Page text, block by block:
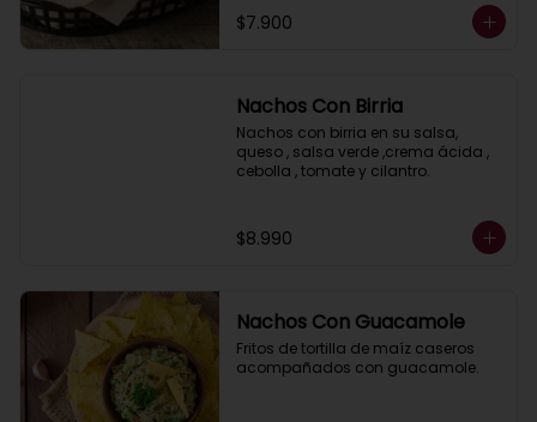
$7.900
Nachos Con Birria
Nachos con birria en su salsa,
queso , salsa verde ,crema ácida ,
cebolla , tomate y cilantro.
$8.990
Nachos Con Guacamole
Fritos de tortilla de maíz caseros
acompañados con guacamole.